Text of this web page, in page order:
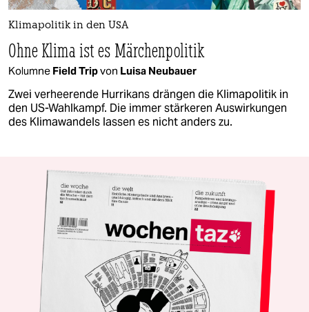
Klimapolitik in den USA
Ohne Klima ist es Märchenpolitik
Kolumne Field Tripvon Luisa Neubauer
Zwei verheerende Hurrikans drängen die Klimapolitik in
den US-Wahlkampf. Die immer stärkeren Auswirkungen
des Klimawandels lassen es nicht anders zu.